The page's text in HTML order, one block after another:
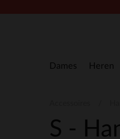
Dames Heren
S -